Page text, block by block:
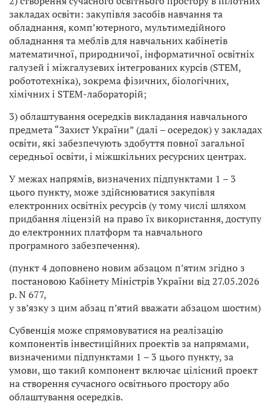
закладах освіти: закупівля засобів навчання та
обладнання, комп’ютерного, мультимедійного
обладнання та меблів для навчальних кабінетів
математичної, природничої, інформатичної освітніх
галузей і міжгалузевих інтегрованих курсів (STEM,
робототехніка), зокрема фізичних, біологічних,
хімічних і STEM-лабораторій;
3) облаштування осередків викладання навчального
предмета “Захист України” (далі – осередок) у закладах
освіти, які забезпечують здобуття повної загальної
середньої освіти, і міжшкільних ресурсних центрах.
У межах напрямів, визначених підпунктами 1 – 3
цього пункту, може здійснюватися закупівля
електронних освітніх ресурсів (у тому числі шляхом
придбання ліцензій на право їх використання, доступу
до електронних платформ та навчального
програмного забезпечення).
(пункт 4 доповнено новим абзацом п’ятим згідно з
постановою Кабінету Міністрів України від 27.05.2026
р. N 677,
у зв’язку з цим абзац п’ятий вважати абзацом шостим)
Субвенція може спрямовуватися на реалізацію
компонентів інвестиційних проектів за напрямами,
визначеними підпунктами 1 – 3 цього пункту, за
умови, що такий компонент включає цілісний проект
на створення сучасного освітнього простору або
облаштування осередків.